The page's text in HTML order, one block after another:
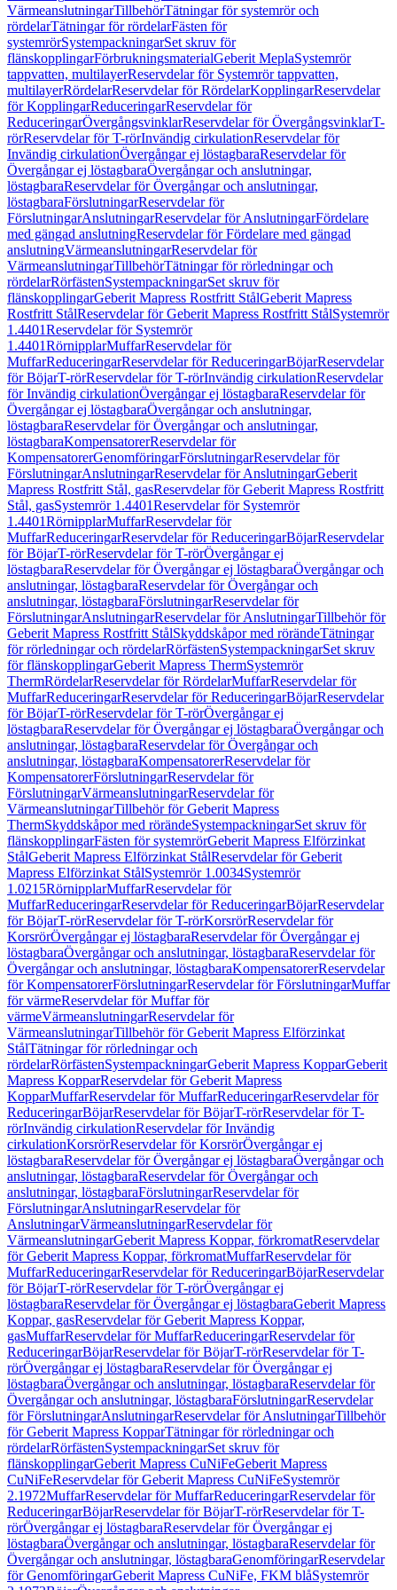
VärmeanslutningarTillbehörTätningar för systemrör och
rördelarTätningar för rördelarFästen för
systemrörSystempackningarSet skruv för
flänskopplingarFörbrukningsmaterialGeberit MeplaSystemrör
tappvatten, multilayerReservdelar för Systemrör tappvatten,
multilayerRördelarReservdelar för RördelarKopplingarReservdelar
för KopplingarReduceringarReservdelar för
ReduceringarÖvergångsvinklarReservdelar för ÖvergångsvinklarT-
rörReservdelar för T-rörInvändig cirkulationReservdelar för
Invändig cirkulationÖvergångar ej löstagbaraReservdelar för
Övergångar ej löstagbaraÖvergångar och anslutningar,
löstagbaraReservdelar för Övergångar och anslutningar,
löstagbaraFörslutningarReservdelar för
FörslutningarAnslutningarReservdelar för AnslutningarFördelare
med gängad anslutningReservdelar för Fördelare med gängad
anslutningVärmeanslutningarReservdelar för
VärmeanslutningarTillbehörTätningar för rörledningar och
rördelarRörfästenSystempackningarSet skruv för
flänskopplingarGeberit Mapress Rostfritt StålGeberit Mapress
Rostfritt StålReservdelar för Geberit Mapress Rostfritt StålSystemrör
1.4401Reservdelar för Systemrör
1.4401RörnipplarMuffarReservdelar för
MuffarReduceringarReservdelar för ReduceringarBöjarReservdelar
för BöjarT-rörReservdelar för T-rörInvändig cirkulationReservdelar
för Invändig cirkulationÖvergångar ej löstagbaraReservdelar för
Övergångar ej löstagbaraÖvergångar och anslutningar,
löstagbaraReservdelar för Övergångar och anslutningar,
löstagbaraKompensatorerReservdelar för
KompensatorerGenomföringarFörslutningarReservdelar för
FörslutningarAnslutningarReservdelar för AnslutningarGeberit
Mapress Rostfritt Stål, gasReservdelar för Geberit Mapress Rostfritt
Stål, gasSystemrör 1.4401Reservdelar för Systemrör
1.4401RörnipplarMuffarReservdelar för
MuffarReduceringarReservdelar för ReduceringarBöjarReservdelar
för BöjarT-rörReservdelar för T-rörÖvergångar ej
löstagbaraReservdelar för Övergångar ej löstagbaraÖvergångar och
anslutningar, löstagbaraReservdelar för Övergångar och
anslutningar, löstagbaraFörslutningarReservdelar för
FörslutningarAnslutningarReservdelar för AnslutningarTillbehör för
Geberit Mapress Rostfritt StålSkyddskåpor med rörändeTätningar
för rörledningar och rördelarRörfästenSystempackningarSet skruv
för flänskopplingarGeberit Mapress ThermSystemrör
ThermRördelarReservdelar för RördelarMuffarReservdelar för
MuffarReduceringarReservdelar för ReduceringarBöjarReservdelar
för BöjarT-rörReservdelar för T-rörÖvergångar ej
löstagbaraReservdelar för Övergångar ej löstagbaraÖvergångar och
anslutningar, löstagbaraReservdelar för Övergångar och
anslutningar, löstagbaraKompensatorerReservdelar för
KompensatorerFörslutningarReservdelar för
FörslutningarVärmeanslutningarReservdelar för
VärmeanslutningarTillbehör för Geberit Mapress
ThermSkyddskåpor med rörändeSystempackningarSet skruv för
flänskopplingarFästen för systemrörGeberit Mapress Elförzinkat
StålGeberit Mapress Elförzinkat StålReservdelar för Geberit
Mapress Elförzinkat StålSystemrör 1.0034Systemrör
1.0215RörnipplarMuffarReservdelar för
MuffarReduceringarReservdelar för ReduceringarBöjarReservdelar
för BöjarT-rörReservdelar för T-rörKorsrörReservdelar för
KorsrörÖvergångar ej löstagbaraReservdelar för Övergångar ej
löstagbaraÖvergångar och anslutningar, löstagbaraReservdelar för
Övergångar och anslutningar, löstagbaraKompensatorerReservdelar
för KompensatorerFörslutningarReservdelar för FörslutningarMuffar
för värmeReservdelar för Muffar för
värmeVärmeanslutningarReservdelar för
VärmeanslutningarTillbehör för Geberit Mapress Elförzinkat
StålTätningar för rörledningar och
rördelarRörfästenSystempackningarGeberit Mapress KopparGeberit
Mapress KopparReservdelar för Geberit Mapress
KopparMuffarReservdelar för MuffarReduceringarReservdelar för
ReduceringarBöjarReservdelar för BöjarT-rörReservdelar för T-
rörInvändig cirkulationReservdelar för Invändig
cirkulationKorsrörReservdelar för KorsrörÖvergångar ej
löstagbaraReservdelar för Övergångar ej löstagbaraÖvergångar och
anslutningar, löstagbaraReservdelar för Övergångar och
anslutningar, löstagbaraFörslutningarReservdelar för
FörslutningarAnslutningarReservdelar för
AnslutningarVärmeanslutningarReservdelar för
VärmeanslutningarGeberit Mapress Koppar, förkromatReservdelar
för Geberit Mapress Koppar, förkromatMuffarReservdelar för
MuffarReduceringarReservdelar för ReduceringarBöjarReservdelar
för BöjarT-rörReservdelar för T-rörÖvergångar ej
löstagbaraReservdelar för Övergångar ej löstagbaraGeberit Mapress
Koppar, gasReservdelar för Geberit Mapress Koppar,
gasMuffarReservdelar för MuffarReduceringarReservdelar för
ReduceringarBöjarReservdelar för BöjarT-rörReservdelar för T-
rörÖvergångar ej löstagbaraReservdelar för Övergångar ej
löstagbaraÖvergångar och anslutningar, löstagbaraReservdelar för
Övergångar och anslutningar, löstagbaraFörslutningarReservdelar
för FörslutningarAnslutningarReservdelar för AnslutningarTillbehör
för Geberit Mapress KopparTätningar för rörledningar och
rördelarRörfästenSystempackningarSet skruv för
flänskopplingarGeberit Mapress CuNiFeGeberit Mapress
CuNiFeReservdelar för Geberit Mapress CuNiFeSystemrör
2.1972MuffarReservdelar för MuffarReduceringarReservdelar för
ReduceringarBöjarReservdelar för BöjarT-rörReservdelar för T-
rörÖvergångar ej löstagbaraReservdelar för Övergångar ej
löstagbaraÖvergångar och anslutningar, löstagbaraReservdelar för
Övergångar och anslutningar, löstagbaraGenomföringarReservdelar
för GenomföringarGeberit Mapress CuNiFe, FKM blåSystemrör